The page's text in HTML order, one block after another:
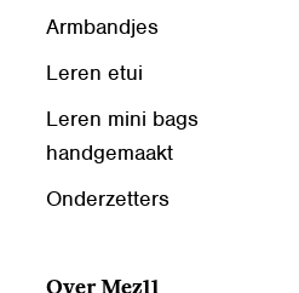
Armbandjes
Leren etui
Leren mini bags
handgemaakt
Onderzetters